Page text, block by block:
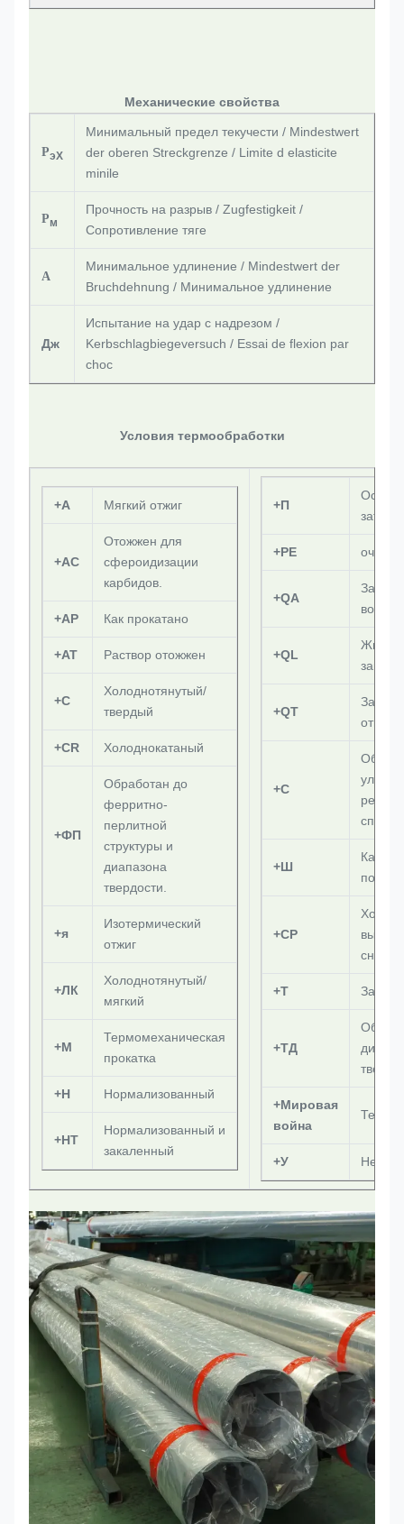
Механические свойства
РэХ
Минимальный предел текучести / Mindestwert
der oberen Streckgrenze / Limite d elasticite
minile
Рм
Прочность на разрыв / Zugfestigkeit /
Сопротивление тяге
А
Минимальное удлинение / Mindestwert der
Bruchdehnung / Минимальное удлинение
Дж
Испытание на удар с надрезом /
Kerbschlagbiegeversuch / Essai de flexion par
choc
Условия термообработки
+А Мягкий отжиг
+АС
Отожжен для
сфероидизации
карбидов.
+АР Как прокатано
+АТ Раствор отожжен
+С
Холоднотянутый/
твердый
+CR Холоднокатаный
+ФП
Обработан до
ферритно-
перлитной
структуры и
диапазона
твердости.
+я
Изотермический
отжиг
+ЛК
Холоднотянутый/
мягкий
+М
Термомеханическая
прокатка
+Н Нормализованный
+НТ
Нормализованный и
закаленный
+П
Осадки
+PE
+QA
+QL
+QT
+С
+Ш
Как
+СР
снятие
+Т
+ТД
+Мировая
война
+У